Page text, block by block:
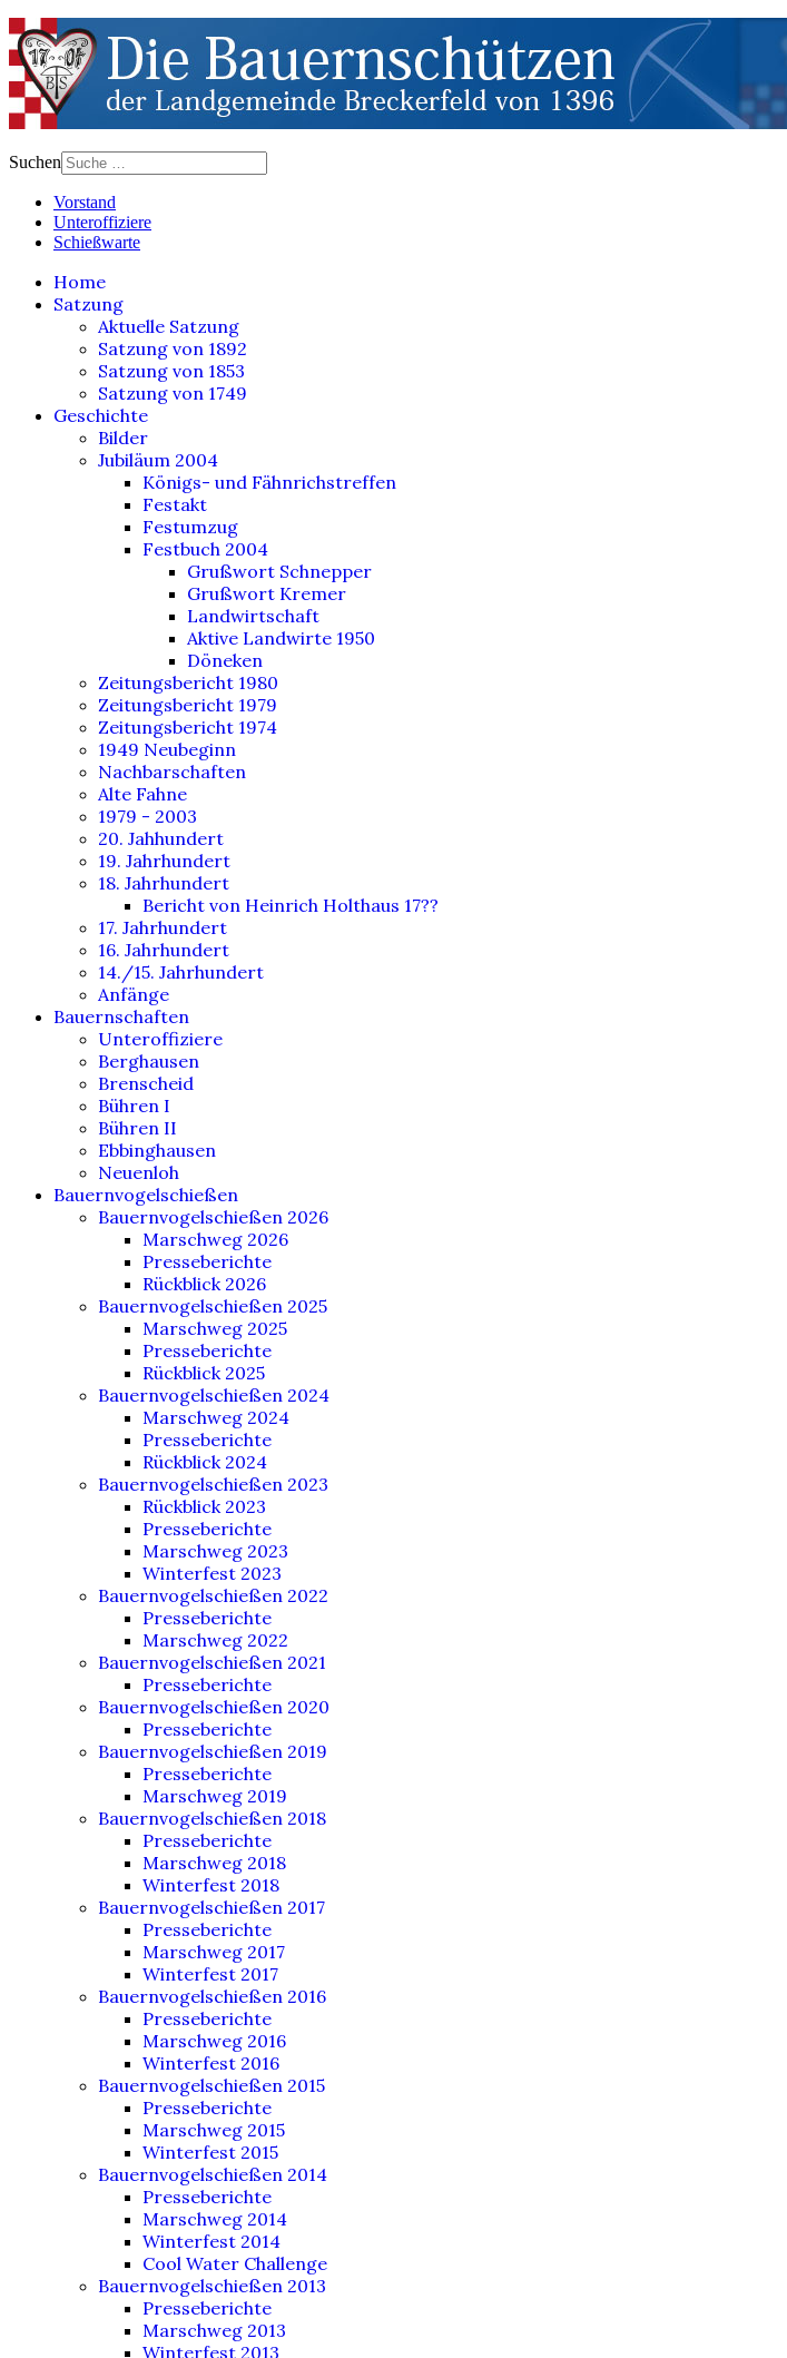
Suchen
Vorstand
Unteroffiziere
Schießwarte
Home
Satzung
Aktuelle Satzung
Satzung von 1892
Satzung von 1853
Satzung von 1749
Geschichte
Bilder
Jubiläum 2004
Königs- und Fähnrichstreffen
Festakt
Festumzug
Festbuch 2004
Grußwort Schnepper
Grußwort Kremer
Landwirtschaft
Aktive Landwirte 1950
Döneken
Zeitungsbericht 1980
Zeitungsbericht 1979
Zeitungsbericht 1974
1949 Neubeginn
Nachbarschaften
Alte Fahne
1979 - 2003
20. Jahhundert
19. Jahrhundert
18. Jahrhundert
Bericht von Heinrich Holthaus 17??
17. Jahrhundert
16. Jahrhundert
14./15. Jahrhundert
Anfänge
Bauernschaften
Unteroffiziere
Berghausen
Brenscheid
Bühren I
Bühren II
Ebbinghausen
Neuenloh
Bauernvogelschießen
Bauernvogelschießen 2026
Marschweg 2026
Presseberichte
Rückblick 2026
Bauernvogelschießen 2025
Marschweg 2025
Presseberichte
Rückblick 2025
Bauernvogelschießen 2024
Marschweg 2024
Presseberichte
Rückblick 2024
Bauernvogelschießen 2023
Rückblick 2023
Presseberichte
Marschweg 2023
Winterfest 2023
Bauernvogelschießen 2022
Presseberichte
Marschweg 2022
Bauernvogelschießen 2021
Presseberichte
Bauernvogelschießen 2020
Presseberichte
Bauernvogelschießen 2019
Presseberichte
Marschweg 2019
Bauernvogelschießen 2018
Presseberichte
Marschweg 2018
Winterfest 2018
Bauernvogelschießen 2017
Presseberichte
Marschweg 2017
Winterfest 2017
Bauernvogelschießen 2016
Presseberichte
Marschweg 2016
Winterfest 2016
Bauernvogelschießen 2015
Presseberichte
Marschweg 2015
Winterfest 2015
Bauernvogelschießen 2014
Presseberichte
Marschweg 2014
Winterfest 2014
Cool Water Challenge
Bauernvogelschießen 2013
Presseberichte
Marschweg 2013
Winterfest 2013